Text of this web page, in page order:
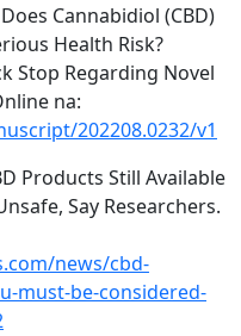
Cannabidiol (CBD)
Health Risk?
Stop Regarding Novel
na:
202208.0232/v1
Products Still Available
Say Researchers.
news/cbd-
must-be-considered-